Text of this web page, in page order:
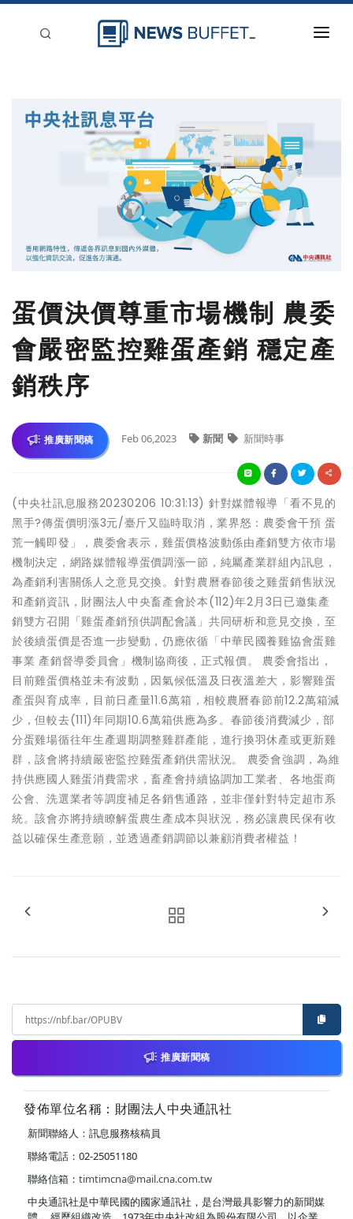
蛋價決價尊重市場機制 農委
會嚴密監控雞蛋產銷 穩定產
銷秩序
推廣新聞稿 Feb 06,2023 新聞 新聞時事
(中央社訊息服務20230206 10:31:13) 針對媒體報導「看不見的
黑手?傳蛋價明漲3元/臺斤又臨時取消，業界怒：農委會干預 蛋
荒一觸即發」，農委會表示，雞蛋價格波動係由產銷雙方依市場
機制決定，網路媒體報導蛋價調漲一節，純屬產業群組內訊息，
為產銷利害關係人之意見交換。針對農曆春節後之雞蛋銷售狀況
和產銷資訊，財團法人中央畜產會於本(112)年2月3日已邀集產
銷雙方召開「雞蛋產銷預供調配會議」共同研析和意見交換，至
於後續蛋價是否進一步變動，仍應依循「中華民國養雞協會蛋雞
事業 產銷督導委員會」機制協商後，正式報價。 農委會指出，
目前雞蛋價格並未有波動，因氣候低溫及日夜溫差大，影響雞蛋
產蛋與育成率，目前日產量11.6萬箱，相較農曆春節前12.2萬箱減
少，但較去(111)年同期10.6萬箱供應為多。春節後消費減少，部
分蛋雞場循往年生產週期調整雞群產能，進行換羽休產或更新雞
群，該會將持續嚴密監控雞蛋產銷供需狀況。 農委會強調，為維
持供應國人雞蛋消費需求，畜產會持續協調加工業者、各地蛋商
公會、洗選業者等調度補足各銷售通路，並非僅針對特定超市系
統。該會亦將持續瞭解蛋農生產成本與狀況，務必讓農民保有收
益以確保生產意願，並透過產銷調節以兼顧消費者權益！
推廣新聞稿
發佈單位名稱：財團法人中央通訊社
新聞聯絡人：訊息服務核稿員
聯絡電話：02-25051180
聯絡信箱： timtimcna@mail.cna.com.tw
中央通訊社是中華民國的國家通訊社，是台灣最具影響力的新聞媒